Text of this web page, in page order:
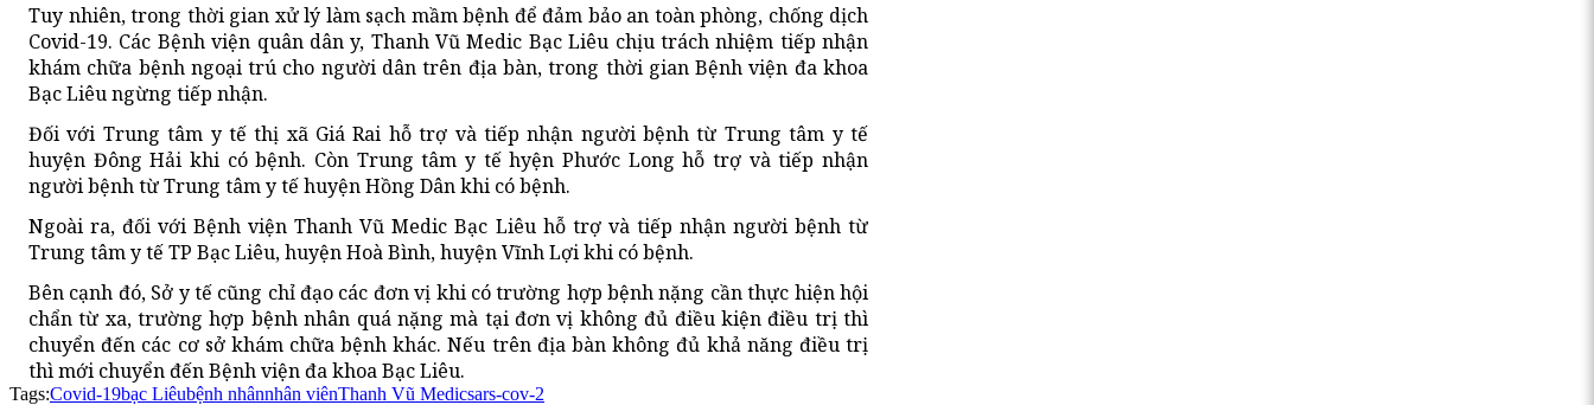
Tuy nhiên, trong thời gian xử lý làm sạch mầm bệnh để đảm bảo an toàn phòng, chống dịch
Covid-19. Các Bệnh viện quân dân y, Thanh Vũ Medic Bạc Liêu chịu trách nhiệm tiếp nhận
khám chữa bệnh ngoại trú cho người dân trên địa bàn, trong thời gian Bệnh viện đa khoa
Bạc Liêu ngừng tiếp nhận.
Đối với Trung tâm y tế thị xã Giá Rai hỗ trợ và tiếp nhận người bệnh từ Trung tâm y tế
huyện Đông Hải khi có bệnh. Còn Trung tâm y tế hyện Phước Long hỗ trợ và tiếp nhận
người bệnh từ Trung tâm y tế huyện Hồng Dân khi có bệnh.
Ngoài ra, đối với Bệnh viện Thanh Vũ Medic Bạc Liêu hỗ trợ và tiếp nhận người bệnh từ
Trung tâm y tế TP Bạc Liêu, huyện Hoà Bình, huyện Vĩnh Lợi khi có bệnh.
Bên cạnh đó, Sở y tế cũng chỉ đạo các đơn vị khi có trường hợp bệnh nặng cần thực hiện hội
chẩn từ xa, trường hợp bệnh nhân quá nặng mà tại đơn vị không đủ điều kiện điều trị thì
chuyển đến các cơ sở khám chữa bệnh khác. Nếu trên địa bàn không đủ khả năng điều trị
thì mới chuyển đến Bệnh viện đa khoa Bạc Liêu.
Tags:Covid-19bạc Liêubệnh nhânnhân viênThanh Vũ Medicsars-cov-2